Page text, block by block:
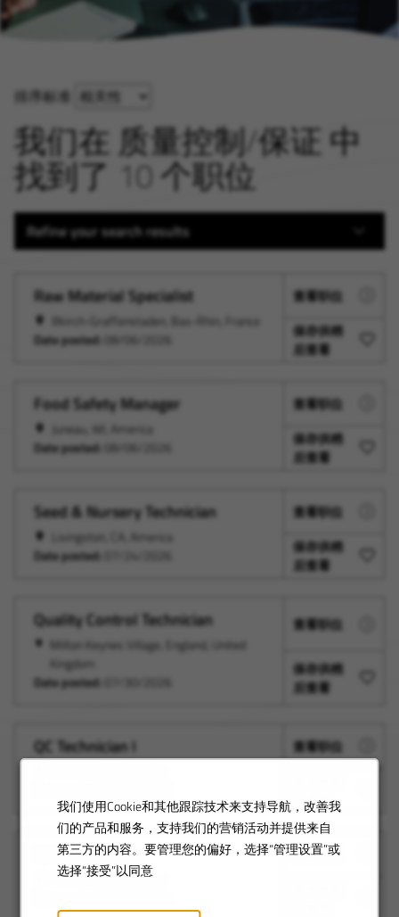
我们使用Cookie和其他跟踪技术来支持导航，改善我
们的产品和服务，支持我们的营销活动并提供来自
第三方的内容。要管理您的偏好，选择“管理设置”或
选择“接受”以同意
排序标准
我们在 质量控制/保证 中
找到了 10 个职位
Refine your search results
Raw Material Specialist
Illkirch-Graffenstaden, Bas-Rhin, France
Date posted: 08/06/2026
查看职位
保存供稍
后查看
Food Safety Manager
Juneau, WI, America
Date posted: 08/06/2026
查看职位
保存供稍
后查看
Seed & Nursery Technician
Livingston, CA, America
Date posted:
查看职位
保存供稍
后查看
Quality Control Technician
Milton Keynes Village, England, United
Kingdom
Date posted:
查看职位
保存供稍
后查看
QC Technician I
查看职位
后查看
QC Technician II
St Louis, MO, America
查看职位